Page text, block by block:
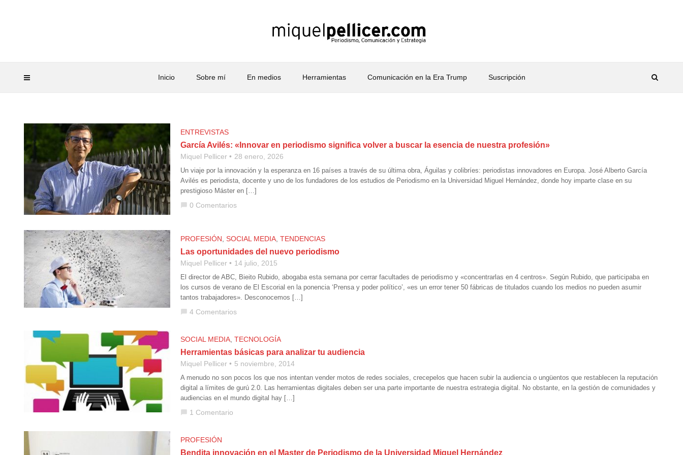
Inicio Sobre mí En medios Herramientas Comunicación en la Era Trump Suscripción
ENTREVISTAS
García Avilés: «Innovar en periodismo significa volver a buscar la esencia de nuestra profesión»
Miquel Pellicer 28 enero, 2026
Un viaje por la innovación y la esperanza en 16 países a través de su última obra, Águilas y colibríes: periodistas innovadores en Europa. José Alberto García
Avilés es periodista, docente y uno de los fundadores de los estudios de Periodismo en la Universidad Miguel Hernández, donde hoy imparte clase en su
prestigioso Máster en […]
chat_bubble 0 Comentarios
PROFESIÓN SOCIAL MEDIA TENDENCIAS
Las oportunidades del nuevo periodismo
Miquel Pellicer 14 julio, 2015
El director de ABC, Bieito Rubido, abogaba esta semana por cerrar facultades de periodismo y «concentrarlas en 4 centros». Según Rubido, que participaba en
los cursos de verano de El Escorial en la ponencia ‘Prensa y poder político’, «es un error tener 50 fábricas de titulados cuando los medios no pueden asumir
tantos trabajadores». Desconocemos […]
chat_bubble 4 Comentarios
SOCIAL MEDIA TECNOLOGÍA
Herramientas básicas para analizar tu audiencia
Miquel Pellicer 5 noviembre, 2014
A menudo no son pocos los que nos intentan vender motos de redes sociales, crecepelos que hacen subir la audiencia o ungüentos que restablecen la reputación
digital a límites de gurú 2.0. Las herramientas digitales deben ser una parte importante de nuestra estrategia digital. No obstante, en la gestión de comunidades y
audiencias en el mundo digital hay […]
chat_bubble 1 Comentario
PROFESIÓN
Bendita innovación en el Master de Periodismo de la Universidad Miguel Hernández